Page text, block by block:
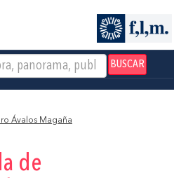
BUSCAR
Ávalos Magaña
de